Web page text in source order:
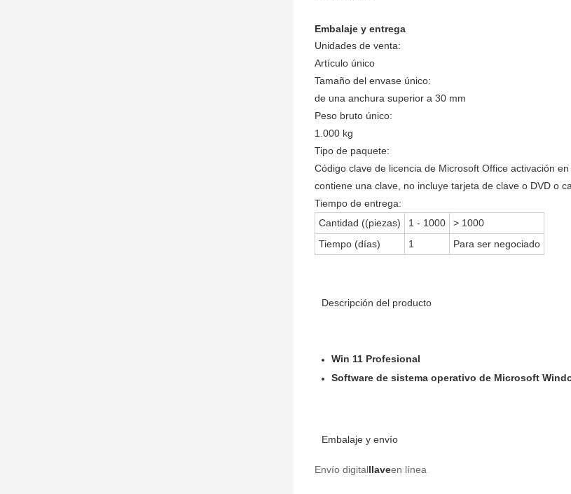
Embalaje y entrega
Unidades de venta:
Artículo único
Tamaño del envase único:
de una anchura superior a 30 mm
Peso bruto único:
1.000 kg
Tipo de paquete:
Código clave de licencia de Microsoft Office activación
contiene una clave, no incluye tarjeta de clave o DVD o
Tiempo de entrega:
Cantidad ((piezas)
1 - 1000
> 1000
Tiempo (días)
1 Para ser negociado
Descripción del producto
Win 11 Profesional
Software de sistema operativo de Microsoft
Embalaje y envío
Envío digitalllaveen línea